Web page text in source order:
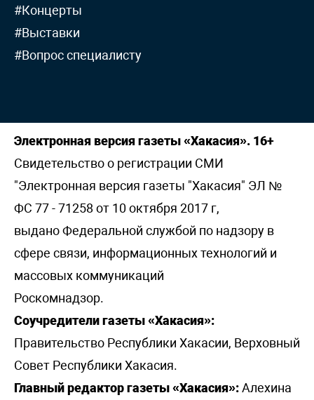
#Концерты
#Выставки
#Вопрос специалисту
Электронная версия газеты «Хакасия». 16+
Свидетельство о регистрации СМИ
"Электронная версия газеты "Хакасия" ЭЛ №
ФС 77 - 71258 от 10 октября 2017 г,
выдано Федеральной службой по надзору в
сфере связи, информационных технологий и
массовых коммуникаций
Роскомнадзор.
Соучредители газеты «Хакасия»:
Правительство Республики Хакасии, Верховный
Совет Республики Хакасия.
Главный редактор газеты «Хакасия»:Алехина